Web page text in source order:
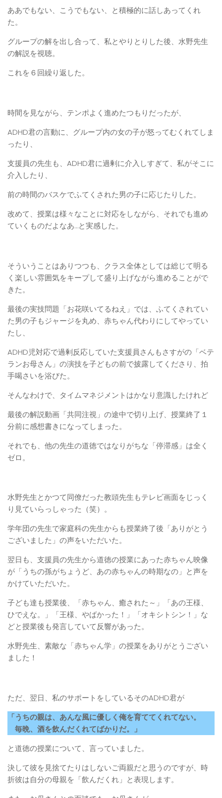
ああでもない、こうでもない、と積極的に話しあってくれ
た。
グループの解を出し合って、私とやりとりした後、水野先生
の解説を視聴。
これを６回繰り返した。
時間を見ながら、テンポよく進めたつもりだったが、
ADHD君の言動に、グループ内の女の子が怒ってむくれてしま
ったり、
支援員の先生も、ADHD君に過剰に介入しすぎて、私がそこに
介入したり、
前の時間のバスケでふてくされた男の子に応じたりした。
改めて、授業は様々なことに対応をしながら、それでも進め
ていくものだよなあ…と実感した。
そういうことはありつつも、クラス全体としては総じて明る
く楽しい雰囲気をキープして盛り上げながら進めることがで
きた。
最後の実技問題「お花咲いてるねえ」では、ふてくされてい
た男の子もジャージを丸め、赤ちゃん代わりにしてやってい
たし、
ADHD児対応で過剰反応していた支援員さんもさすがの「ベテ
ランお母さん」の演技を子どもの前で披露してくださり、拍
手喝さいを浴びた。
そんなわけで、タイムマネジメントはかなり意識したけれど
最後の解説動画「共同注視」の途中で切り上げ、授業終了１
分前に感想書きになってしまった。
それでも、他の先生の道徳ではなりがちな「停滞感」は全く
ゼロ。
水野先生とかつて同僚だった教頭先生もテレビ画面をじっく
り見ていらっしゃった（笑）。
学年団の先生で家庭科の先生からも授業終了後「ありがとう
ございました」の声をいただいた。
翌日も、支援員の先生から道徳の授業にあった赤ちゃん映像
が「うちの孫がちょうど、あの赤ちゃんの時期なの」と声を
かけていただいた。
子ども達も授業後、「赤ちゃん、癒された～」「あの王様、
ひでえな。」「王様、やばかった！」「オキシトシン！」な
どと授業後も発言していて反響があった。
水野先生、素敵な「赤ちゃん学」の授業をありがとうござい
ました！
ただ、翌日、私のサポートをしているそのADHD君が
「うちの親は、あんな風に優しく俺を育ててくれてない。
毎晩、酒を飲んだくれてばかりだ。」
と道徳の授業について、言っていました。
決して彼を見捨てたりはしないご両親だと思うのですが、時
折彼は自分の母親を「飲んだくれ」と表現します。